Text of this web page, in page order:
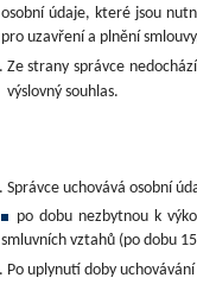
osobní údaje, které jsou
pro uzavření a plnění
Ze strany správce nedochází
výslovný souhlas.
Správce uchovává osobní
po dobu nezbytnou k
smluvních vztahů (po dobu
Po uplynutí doby